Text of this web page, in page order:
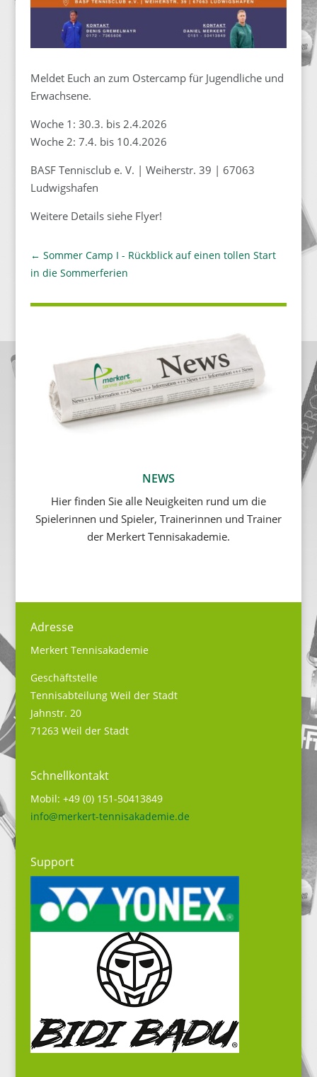
Meldet Euch an zum Ostercamp für Jugendliche und
Erwachsene.
Woche 1: 30.3. bis 2.4.2026
Woche 2: 7.4. bis 10.4.2026
BASF Tennisclub e. V. | Weiherstr. 39 | 67063
Ludwigshafen
Weitere Details siehe Flyer!
← Sommer Camp I - Rückblick auf einen tollen Start
in die Sommerferien
NEWS
Hier finden Sie alle Neuigkeiten rund um die
Spielerinnen und Spieler, Trainerinnen und Trainer
der Merkert Tennisakademie.
Adresse
Merkert Tennisakademie
Geschäftstelle
Tennisabteilung Weil der Stadt
Jahnstr. 20
71263 Weil der Stadt
Schnellkontakt
Mobil: +49 (0) 151-50413849
info@merkert-tennisakademie.de
Support